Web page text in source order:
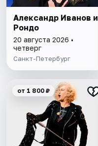
Александр Иванов и
Рондо
20 августа 2026 •
четверг
Санкт-Петербург
от 1 800 ₽